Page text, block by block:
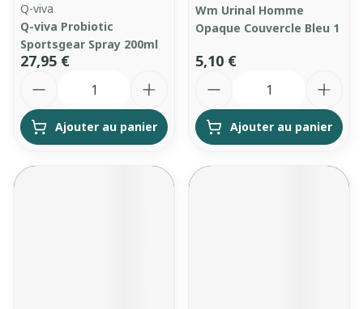
Q-viva
Q-viva Probiotic
Sportsgear Spray 200ml
27,95 €
Ajouter au panier
Wm Urinal Homme
Opaque Couvercle Bleu 1
5,10 €
Ajouter au panier